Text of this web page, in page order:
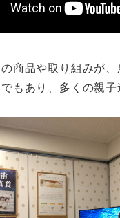
商品や取り組みが
もあり、多くの親